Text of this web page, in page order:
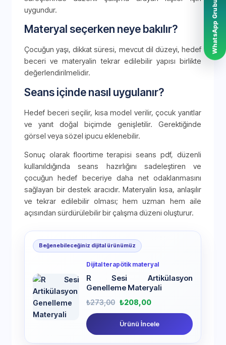
uygundur.
Materyal seçerken neye bakılır?
Çocuğun yaşı, dikkat süresi, mevcut dil düzeyi, hedef
beceri ve materyalin tekrar edilebilir yapısı birlikte
değerlendirilmelidir.
Seans içinde nasıl uygulanır?
Hedef beceri seçilir, kısa model verilir, çocuk yanıtlar
ve yanıt doğal biçimde genişletilir. Gerektiğinde
görsel veya sözel ipucu eklenebilir.
Sonuç olarak floortime terapisi seans pdf, düzenli
kullanıldığında seans hazırlığını sadeleştiren ve
çocuğun hedef beceriye daha net odaklanmasını
sağlayan bir destek aracıdır. Materyalin kısa, anlaşılır
ve tekrar edilebilir olması; hem uzman hem aile
açısından sürdürülebilir bir çalışma düzeni oluşturur.
Beğenebileceğiniz dijital ürünümüz
Dijital terapötik materyal
R Sesi Artikülasyon
Genelleme Materyali
₺273,00 ₺208,00
Ürünü İncele
WhatsApp Grubumuz